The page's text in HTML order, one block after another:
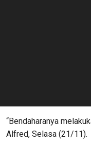
“Bendaharanya
Alfred, Selasa (21/11).